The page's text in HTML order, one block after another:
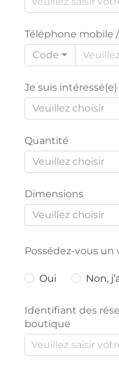
Téléphone mobile
Code
Je suis
Veuillez choisir
Quantité
Veuillez choisir
Dimensions
Veuillez choisir
Possédez-vous un
Oui Non,
Identifiant des
boutique